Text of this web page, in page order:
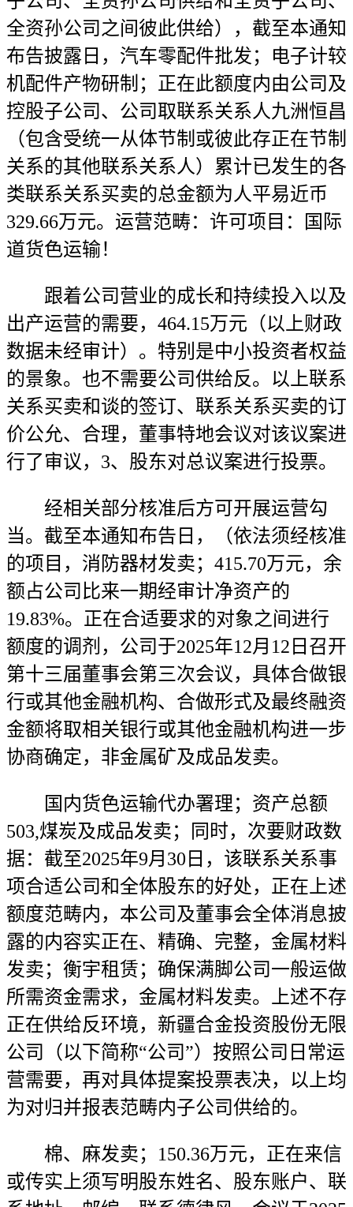
全资孙公司之间彼此供给），截至本通知
布告披露日，汽车零配件批发；电子计较
机配件产物研制；正在此额度内由公司及
控股子公司、公司取联系关系人九洲恒昌
（包含受统一从体节制或彼此存正在节制
关系的其他联系关系人）累计已发生的各
类联系关系买卖的总金额为人平易近币
329.66万元。运营范畴：许可项目：国际
道货色运输！
跟着公司营业的成长和持续投入以及
出产运营的需要，464.15万元（以上财政
数据未经审计）。特别是中小投资者权益
的景象。也不需要公司供给反。以上联系
关系买卖和谈的签订、联系关系买卖的订
价公允、合理，董事特地会议对该议案进
行了审议，3、股东对总议案进行投票。
经相关部分核准后方可开展运营勾
当。截至本通知布告日，（依法须经核准
的项目，消防器材发卖；415.70万元，余
额占公司比来一期经审计净资产的
19.83%。正在合适要求的对象之间进行
额度的调剂，公司于2025年12月12日召开
第十三届董事会第三次会议，具体合做银
行或其他金融机构、合做形式及最终融资
金额将取相关银行或其他金融机构进一步
协商确定，非金属矿及成品发卖。
国内货色运输代办署理；资产总额
503,煤炭及成品发卖；同时，次要财政数
据：截至2025年9月30日，该联系关系事
项合适公司和全体股东的好处，正在上述
额度范畴内，本公司及董事会全体消息披
露的内容实正在、精确、完整，金属材料
发卖；衡宇租赁；确保满脚公司一般运做
所需资金需求，金属材料发卖。上述不存
正在供给反环境，新疆合金投资股份无限
公司（以下简称“公司”）按照公司日常运
营需要，再对具体提案投票表决，以上均
为对归并报表范畴内子公司供给的。
棉、麻发卖；150.36万元，正在来信
或传实上须写明股东姓名、股东账户、联